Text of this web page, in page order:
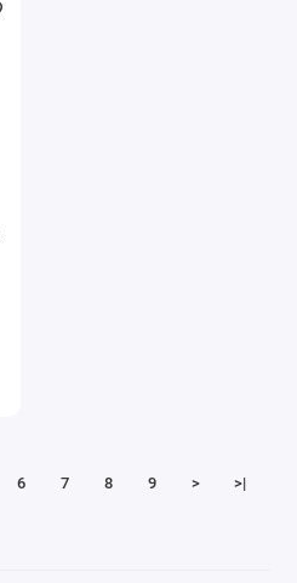
6 7 8 9 > >|